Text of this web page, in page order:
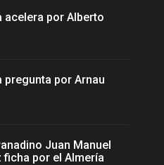
acelera por Alberto
pregunta por Arnau
Juan Manuel
ficha por el Almería